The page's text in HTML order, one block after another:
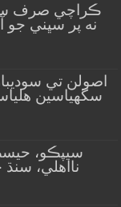
ڪراچي صرف
نه پر سڀني
سگهياسين
سيپڪو،
نااهلي، سنڌ جا127 ارب رپيا